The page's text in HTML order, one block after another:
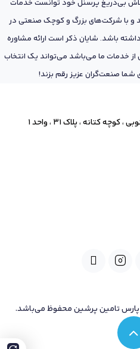
بی‌دریغ پرسنل خود توانست خدمات
و با شرکت‌های بزرگ و کوچک صنعتی در
باشد. شایان ذکر است ارائه مشاوره
خدمات ما می‌باشد می‌تواند یک انتخاب
شما صنعت‌گران عزیز رقم بزند!
کتانه ، پلاک ۳۱ ، واحد ۱
تامین پرشین محفوظ می‌باشد.